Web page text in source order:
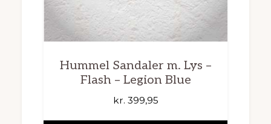
Hummel Sandaler m. Lys –
Flash – Legion Blue
kr. 399,95